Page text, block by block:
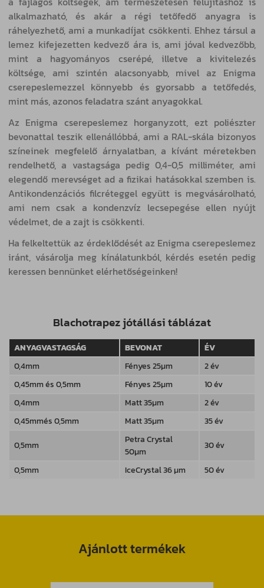
alkalmazható, és akár a régi tetőfedő anyagra is
ráhelyezhető, ami a munkadíjat csökkenti. Ehhez társul a
lemez kifejezetten kedvező ára is, ami jóval kedvezőbb,
mint a hagyományos cserépé, illetve a kivitelezés
költsége, ami szintén alacsonyabb, mivel az Enigma
cserepeslemezzel könnyebb és gyorsabb a tetőfedés,
mint más, azonos feladatra szánt anyagokkal.
Az Enigma cserepeslemez horganyzott, ezt poliészter
bevonattal teszik ellenállóbbá, ami a RAL-skála bizonyos
színeinek megfelelő árnyalatban, a kívánt méretekben
rendelhető, a vastagsága pedig 0,4-0,5 milliméter, ami
elegendő merevséget ad a fizikai hatásokkal szemben is.
Antikondenzációs filcréteggel együtt is megvásárolható,
ami nem csak a kondenzvíz lecsepegése ellen nyújt
védelmet, de a zajt is csökkenti.
Ha felkeltettük az érdeklődését az Enigma cserepeslemez
iránt, vásárolja meg kínálatunkból, kérdés esetén pedig
keressen bennünket elérhetőségeinken!
Blachotrapez jótállási táblázat
ANYAGVASTAGSÁG BEVONAT
ÉV
0,4mm
Fényes 25µm
2 év
0,45mm és 0,5mm
Fényes 25µm
10 év
0,4mm
Matt 35µm
2 év
0,45mmés 0,5mm
Matt 35µm
35 év
0,5mm
Petra Crystal
50µm
30 év
0,5mm
IceCrystal 36 µm 50 év
Ajánlott termékek